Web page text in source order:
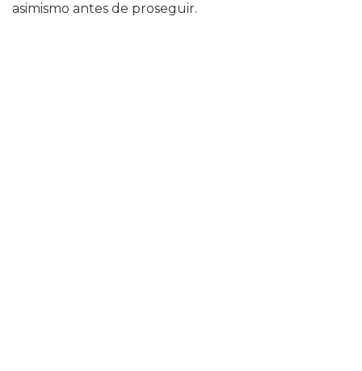
asimismo antes de proseguir.